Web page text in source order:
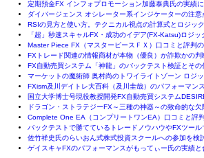
定期預金FX インフォプロモーション加藤泰典氏の実績
ダイバージェンス オシレーター系インジケーターの注意
RSIの見方と使い方。テクニカル視点の計算式とロジック
「超」秒速スキャルFX・成功のイデア(FX-Katsu)ロジッ
Master Piece FX（マスターピースＦＸ）口コミと評判の
FXトレード関連の情報商材が本物（優良）か詐欺かの判
FX自動売買システム「神龍」のバックテスト検証とその
マーケットの魔術師 奥村尚のトワイライトゾーン ロジ
FXism及川デイトレ大百科（及川圭哉）のパフォーマン
国立大学博士号現役教授開発FX自動売買システム
ドラゴン・ストラテジーFX～三種の神器～の致命的な欠
Complete One EA（コンプリートワンEA）口コミと評判
バックテストで勝てているトレードノウハウやFXツール
佐竹祥史氏のらいおん式株式投資スクールへの参加を検
ゲイスキャFXのパフォーマンスがもってぃー氏の実績と